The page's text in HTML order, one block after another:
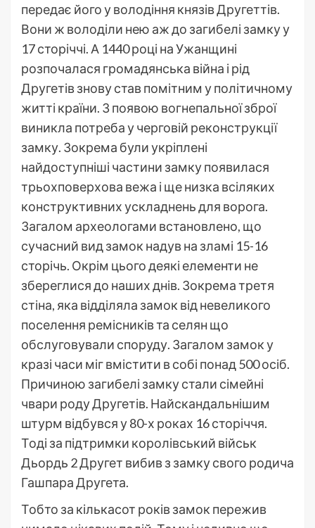
передає його у володіння князів Другеттів.
Вони ж володіли нею аж до загибелі замку у
17 сторіччі. А 1440 році на Ужанщині
розпочалася громадянська війна і рід
Другетів знову став помітним у політичному
житті країни. З появою вогнепальної зброї
виникла потреба у черговій реконструкції
замку. Зокрема були укріплені
найдоступніші частини замку появилася
трьохповерхова вежа і ще низка всіляких
конструктивних ускладнень для ворога.
Загалом археологами встановлено, що
сучасний вид замок надув на зламі 15-16
сторічь. Окрім цього деякі елементи не
збереглися до наших днів. Зокрема третя
стіна, яка відділяла замок від невеликого
поселення ремісників та селян що
обслуговували споруду. Загалом замок у
кразі часи міг вмістити в собі понад 500 осіб.
Причиною загибелі замку стали сімейні
чвари роду Другетів. Найскандальнішим
штурм відбувся у 80-х роках 16 сторіччя.
Тоді за підтримки королівський військ
Дьордь 2 Другет вибив з замку свого родича
Гашпара Другета.
Тобто за кількасот років замок пережив